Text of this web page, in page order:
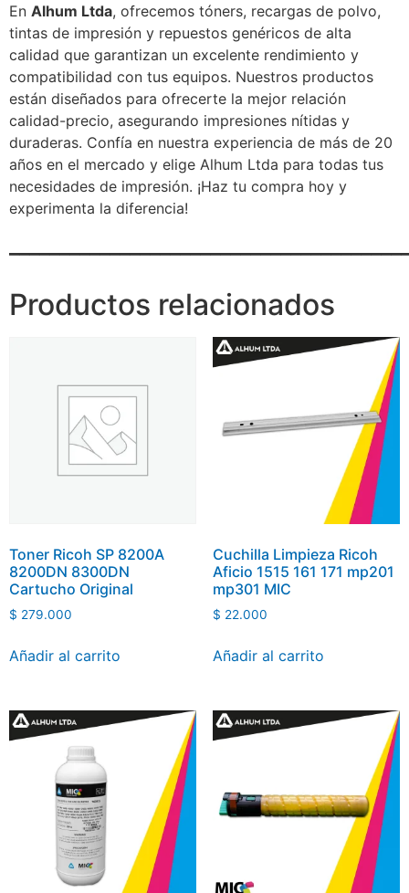
En Alhum Ltda, ofrecemos tóners, recargas de polvo,
tintas de impresión y repuestos genéricos de alta
calidad que garantizan un excelente rendimiento y
compatibilidad con tus equipos. Nuestros productos
están diseñados para ofrecerte la mejor relación
calidad-precio, asegurando impresiones nítidas y
duraderas. Confía en nuestra experiencia de más de 20
años en el mercado y elige Alhum Ltda para todas tus
necesidades de impresión. ¡Haz tu compra hoy y
experimenta la diferencia!
Productos relacionados
Toner Ricoh SP 8200A
8200DN 8300DN
Cartucho Original
$ 279.000
Añadir al carrito
Cuchilla Limpieza Ricoh
Aficio 1515 161 171 mp201
mp301 MIC
$ 22.000
Añadir al carrito